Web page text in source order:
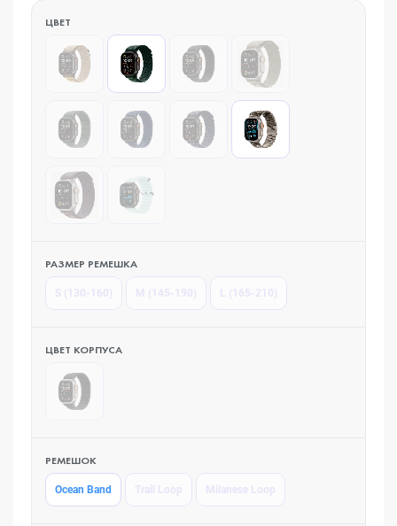
ЦВЕТ
РАЗМЕР РЕМЕШКА
ЦВЕТ КОРПУСА
РЕМЕШОК
Ocean Band